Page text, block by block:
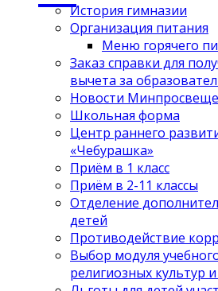
История гимназии
Организация питания
Меню горячего
Заказ справки для
вычета за
Новости
Школьная форма
Центр раннего
«Чебурашка»
Приём в 1 класс
Приём в 2-11 классы
Отделение
детей
Противодействие
Выбор модуля
религиозных культур